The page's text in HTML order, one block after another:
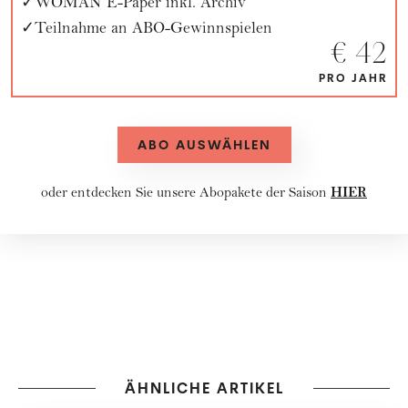
WOMAN E-Paper inkl. Archiv
Teilnahme an ABO-Gewinnspielen
€ 42
PRO JAHR
ABO AUSWÄHLEN
oder entdecken Sie unsere Abopakete der Saison HIER
ÄHNLICHE ARTIKEL